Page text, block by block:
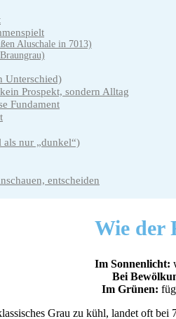
Aluschale in 7013)
Unterschied)
Prospekt, sondern Alltag
Fundament
nur „dunkel“)
entscheiden
Wie der
Im Sonnenlicht:
Bei
Im Grünen:
Grau zu kühl, landet oft bei